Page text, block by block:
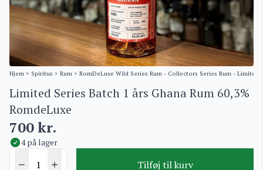
Hjem > Spiritus > Rum > RomDeLuxe Wild Series Rum - Collectors Series Rum - Limited
Limited Series Batch 1 års Ghana Rum 60,3%
RomdeLuxe
700kr.
4 på lager
Tilføj til kurv